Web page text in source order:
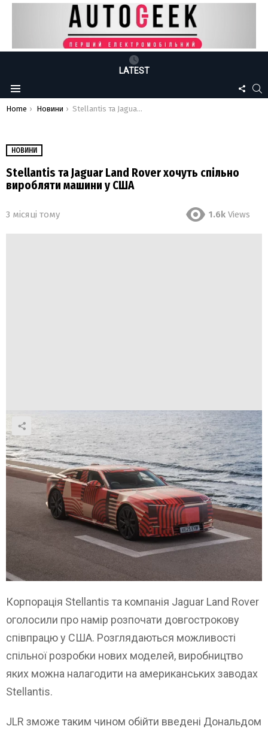
LATEST
Menu
US
You are here:
Home Новини Stellantis та Jaguar Land Rover хочуть спільно виробляти машини у США
НОВИНИ
Stellantis та Jaguar Land Rover хочуть спільно
виробляти машини у США
3 місяці тому 1.6k Views
Корпорація Stellantis та компанія Jaguar Land Rover
оголосили про намір розпочати довгострокову
співпрацю у США. Розглядаються можливості
спільної розробки нових моделей, виробництво
яких можна налагодити на американських заводах
Stellantis.
JLR зможе таким чином обійти введені Дональдом